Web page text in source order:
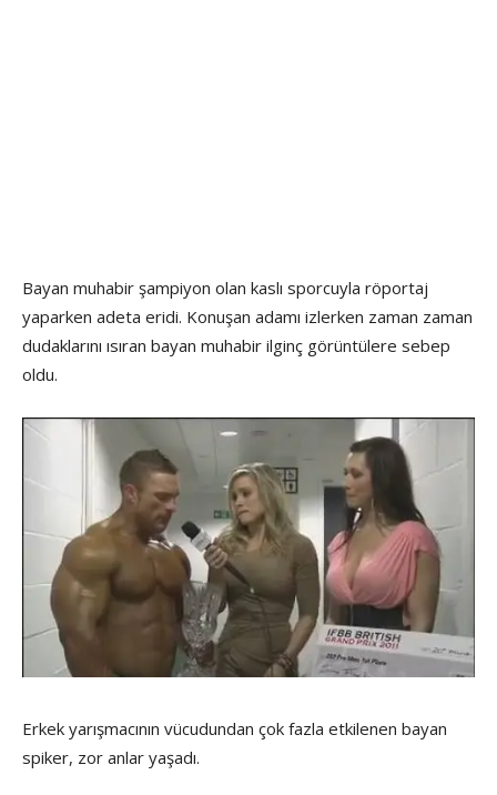
Bayan muhabir şampiyon olan kaslı sporcuyla röportaj
yaparken adeta eridi. Konuşan adamı izlerken zaman zaman
dudaklarını ısıran bayan muhabir ilginç görüntülere sebep
oldu.
Erkek yarışmacının vücudundan çok fazla etkilenen bayan
spiker, zor anlar yaşadı.